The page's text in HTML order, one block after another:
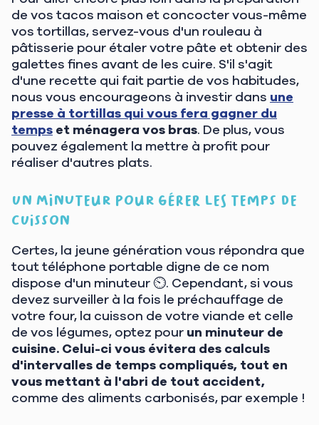
de vos tacos maison et concocter vous-même
vos tortillas, servez-vous d'un rouleau à
pâtisserie pour étaler votre pâte et obtenir des
galettes fines avant de les cuire. S'il s'agit
d'une recette qui fait partie de vos habitudes,
nous vous encourageons à investir dans une
presse à tortillas qui vous fera gagner du
temps et ménagera vos bras. De plus, vous
pouvez également la mettre à profit pour
réaliser d'autres plats.
Un minuteur pour gérer les temps de
cuisson
Certes, la jeune génération vous répondra que
tout téléphone portable digne de ce nom
dispose d'un minuteur ⏲️. Cependant, si vous
devez surveiller à la fois le préchauffage de
votre four, la cuisson de votre viande et celle
de vos légumes, optez pour un minuteur de
cuisine. Celui-ci vous évitera des calculs
d'intervalles de temps compliqués, tout en
vous mettant à l'abri de tout accident,
comme des aliments carbonisés, par exemple !